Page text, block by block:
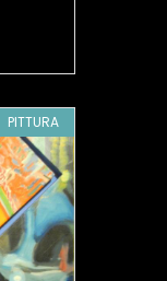
PITTURA